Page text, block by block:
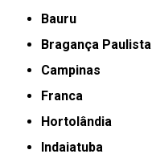
Bauru
Bragança Paulista
Campinas
Franca
Hortolândia
Indaiatuba